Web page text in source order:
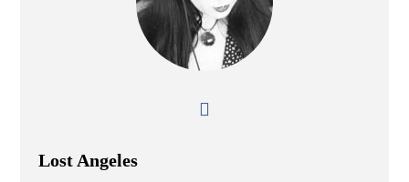
Lost Angeles